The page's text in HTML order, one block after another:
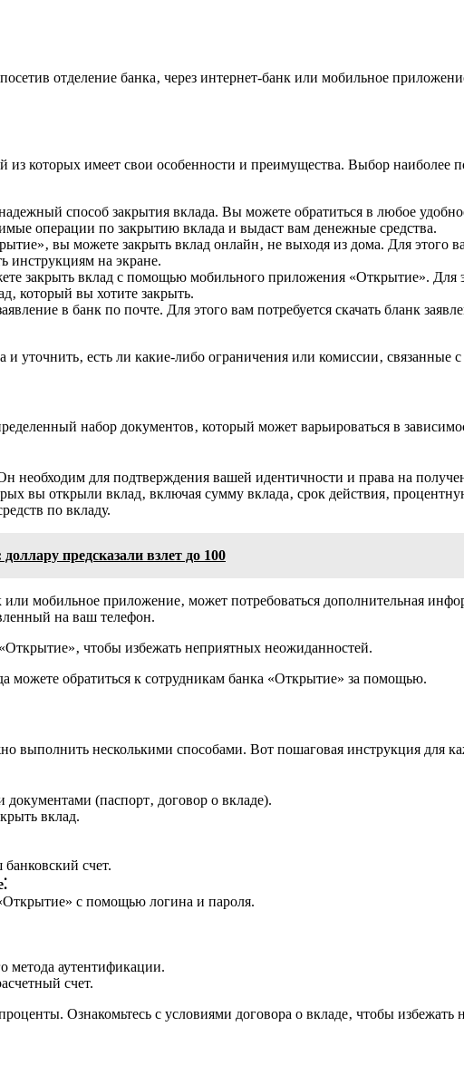
отделение банка‚ через интернет-банк или мобильное
которых имеет свои особенности и преимущества. Выбор наиболее
способ закрытия вклада. Вы можете обратиться в любое
операции по закрытию вклада и выдаст вам денежные средства.
вы можете закрыть вклад онлайн‚ не выходя из дома. Для этого
инструкциям на экране.
закрыть вклад с помощью мобильного приложения «Открытие». Для
который вы хотите закрыть.
в банк по почте. Для этого вам потребуется скачать бланк
уточнить‚ есть ли какие-либо ограничения или комиссии‚ связанные
набор документов‚ который может варьироваться в
необходим для подтверждения вашей идентичности и права на
вы открыли вклад‚ включая сумму вклада‚ срок действия‚
по вкладу.
предсказали взлет до 100
мобильное приложение‚ может потребоваться дополнительная
на ваш телефон.
чтобы избежать неприятных неожиданностей.
можете обратиться к сотрудникам банка «Открытие» за помощью.
выполнить несколькими способами. Вот пошаговая инструкция для
(паспорт‚ договор о вкладе).
вклад.
счет.
с помощью логина и пароля.
метода аутентификации.
счет.
Ознакомьтесь с условиями договора о вкладе‚ чтобы избежать